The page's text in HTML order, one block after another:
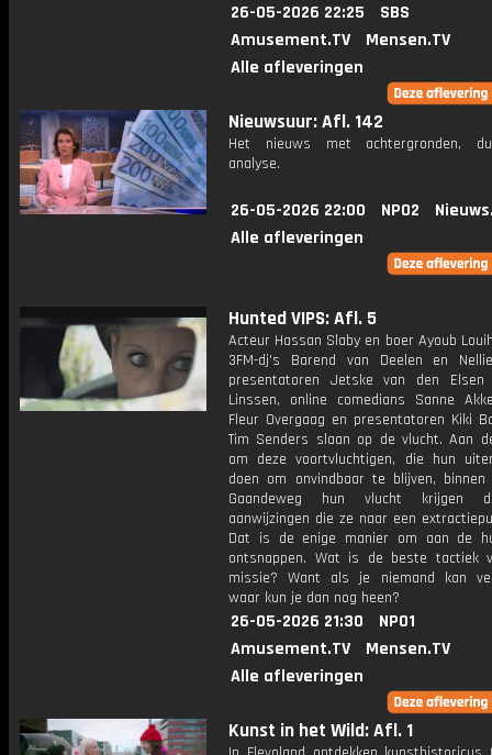
26-05-2026 22:25
SBS
Amusement.TV
Mensen.TV
Alle afleveringen
Nieuwsuur: Afl. 142
Het nieuws met achtergronden,
analyse.
26-05-2026 22:00 NPO2
Alle afleveringen
Hunted VIPS: Afl. 5
Acteur Hassan Slaby en boer Ayoub
3FM-dj's Barend van Deelen en
presentatoren Jetske van den
Linssen, online comedians Sanne
Fleur Overgaag en presentatoren Kiki
Tim Senders slaan op de vlucht. Aan
om deze voortvluchtigen, die hun
doen om onvindbaar te blijven,
Gaandeweg hun vlucht krijgen
aanwijzingen die ze naar een
Dat is de enige manier om aan de
ontsnappen. Wat is de beste tactiek
missie? Want als je niemand kan
waar kun je dan nog heen?
26-05-2026 21:30
NPO1
Amusement.TV
Mensen.TV
Alle afleveringen
Kunst in het Wild: Afl. 1